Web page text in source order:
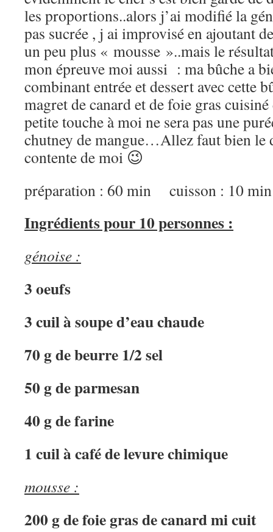
les proportions..alors j’ai modifié la
pas sucrée , j ai improvisé en ajoutant
un peu plus « mousse »..mais le
mon épreuve moi aussi : ma bûche a
combinant entrée et dessert avec cette
magret de canard et de foie gras
petite touche à moi ne sera pas une
chutney de mangue…Allez faut bien le
contente de moi 😉
préparation : 60 min cuisson : 10 min
Ingrédients pour 10 personnes :
génoise :
3 oeufs
3 cuil à soupe d’eau chaude
70 g de beurre 1/2 sel
50 g de parmesan
40 g de farine
1 cuil à café de levure chimique
mousse :
200 g de foie gras de canard mi cuit